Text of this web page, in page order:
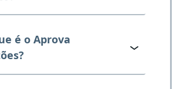
é o Aprova